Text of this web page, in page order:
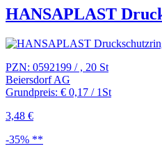
HANSAPLAST
PZN: 0592199 / , 20 St
Beiersdorf AG
Grundpreis: € 0,17 / 1St
3,48 €
-35% **